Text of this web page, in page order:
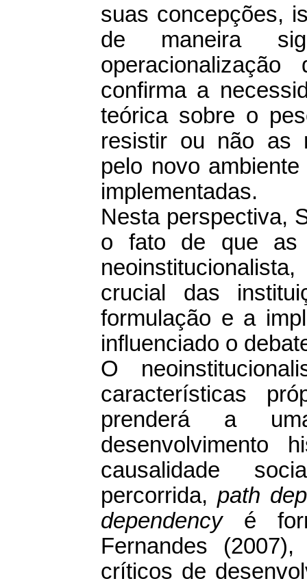
suas concepções,
de maneira
confirma a
teórica sobre o
resistir ou não as
pelo novo
implementadas.
Nesta perspectiva,
o fato de que as
crucial das
formulação e a
influenciado o
O
características
prenderá a
desenvolvimento
causalidade
percorrida, path
dependency é
Fernandes
críticos de